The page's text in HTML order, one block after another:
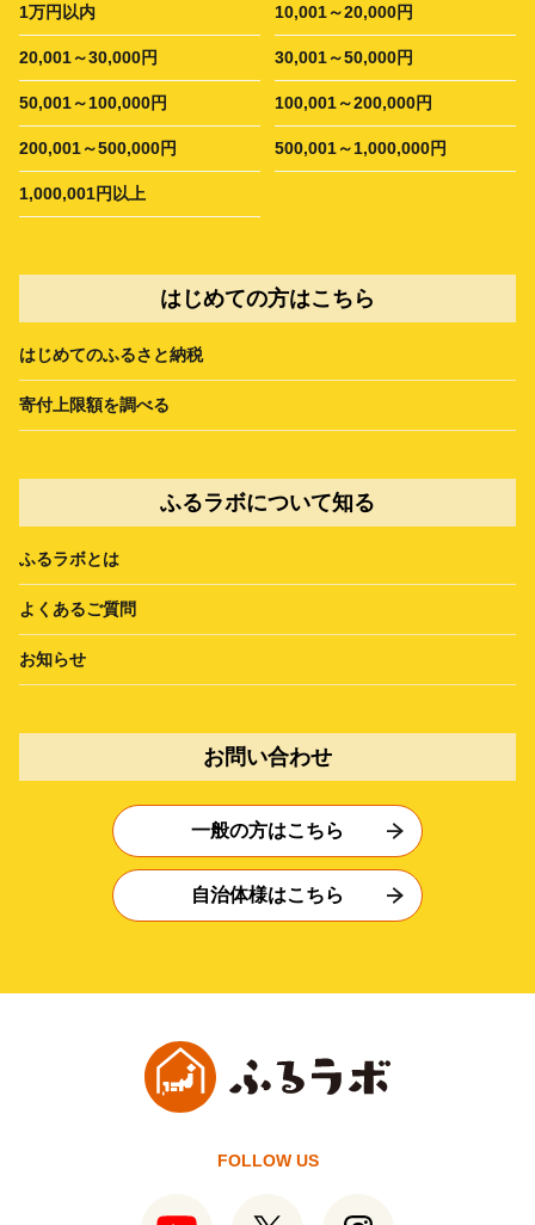
1万円以内 10,001～20,000円
20,001～30,000円 30,001～50,000円
50,001～100,000円 100,001～200,000円
200,001～500,000円 500,001～1,000,000円
1,000,001円以上
はじめての方はこちら
はじめてのふるさと納税
寄付上限額を調べる
ふるラボについて知る
ふるラボとは
よくあるご質問
お知らせ
お問い合わせ
一般の方はこちら
自治体様はこちら
FOLLOW US